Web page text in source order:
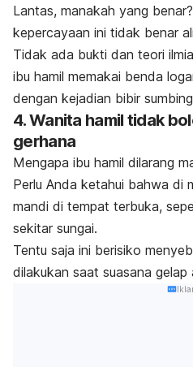
Lantas, manakah yang
kepercayaan ini tidak benar
Tidak ada bukti dan teori
ibu hamil memakai benda
dengan kejadian bibir
4. Wanita hamil tidak
gerhana
Mengapa ibu hamil dilarang
Perlu Anda ketahui bahwa di
mandi di tempat terbuka,
sekitar sungai.
Tentu saja ini berisiko
dilakukan saat suasana